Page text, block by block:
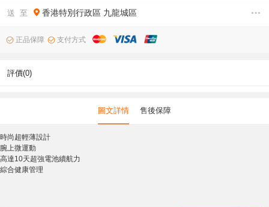
送 至 香港特別行政區 九龍城區
正品保障 支付方式
評價(0)
圖文詳情 售後保障
時尚超輕薄設計
腕上微運動
高達10天超強電池續航力
綜合健康管理